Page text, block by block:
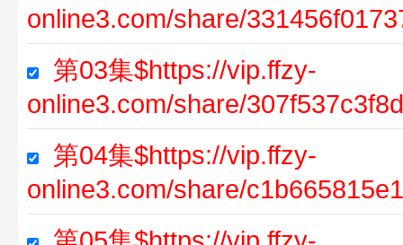
online3.com/share/
第03集$https://vip.ffzy-
online3.com/share/
第04集$https://vip.ffzy-
online3.com/share/